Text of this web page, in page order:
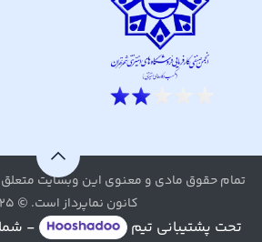
تمام حقوق مادی و معنوی این وبسایت متعلق
کانون نماپرداز است. © ۲۰۲۵
تحت پشتیبانی تیم -